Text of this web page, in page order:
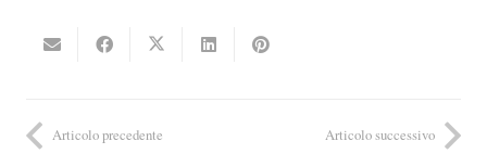
Articolo precedente Articolo successivo